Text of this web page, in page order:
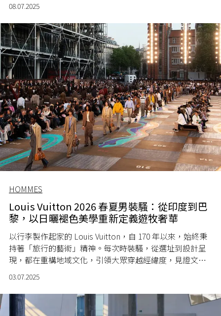
08.07.2025
HOMMES
Louis Vuitton 2026 春夏男裝騷：從印度到巴
黎，以日曬褪色美學重新定義遊牧奢華
以行李製作起家的 Louis Vuitton，自 170 年以來，始終秉
持著「旅行的藝術」精神。每次時裝騷，從選址到設計呈
現，都在重構地域文化，引領大眾穿越經緯度，見證文化
Pharrell Williams 將目光投放於印度，把這座城市的瑰麗
歷史、文化與當代遊牧精神貫穿設計中，上演一場東西文
化交織的衣裝遊記。
03.07.2025